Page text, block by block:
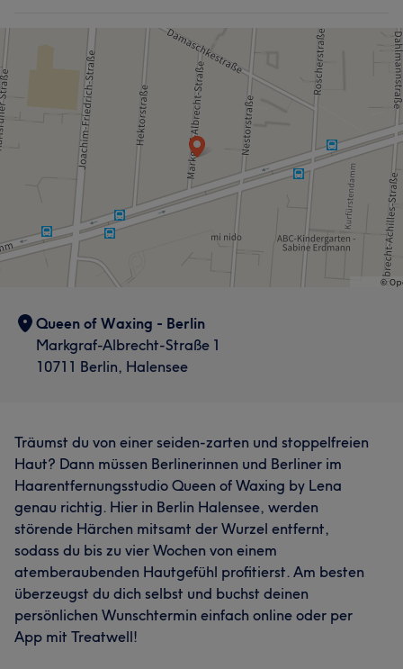
Queen of Waxing - Berlin
Markgraf-Albrecht-Straße 1
10711 Berlin, Halensee
Träumst du von einer seiden-zarten und stoppelfreien
Haut? Dann müssen Berlinerinnen und Berliner im
Haarentfernungsstudio Queen of Waxing by Lena
genau richtig. Hier in Berlin Halensee, werden
störende Härchen mitsamt der Wurzel entfernt,
sodass du bis zu vier Wochen von einem
atemberaubenden Hautgefühl profitierst. Am besten
überzeugst du dich selbst und buchst deinen
persönlichen Wunschtermin einfach online oder per
App mit Treatwell!